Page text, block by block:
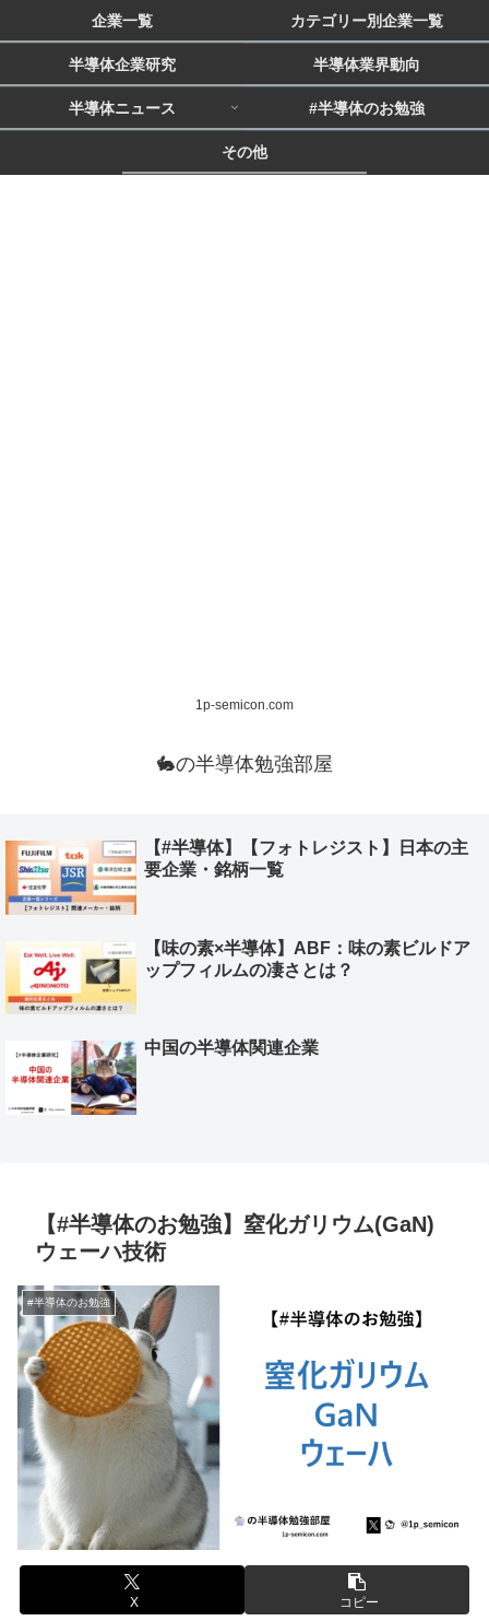
1p-semicon.com
🐇の半導体勉強部屋
企業一覧 カテゴリー別企業一覧
半導体企業研究 半導体業界動向
半導体ニュース #半導体のお勉強
その他
【#半導体】【フォトレジスト】日本の主
要企業・銘柄一覧
【味の素×半導体】ABF：味の素ビルドア
ップフィルムの凄さとは？
中国の半導体関連企業
【#半導体のお勉強】窒化ガリウム(GaN)
ウェーハ技術
#半導体のお勉強
X コピー